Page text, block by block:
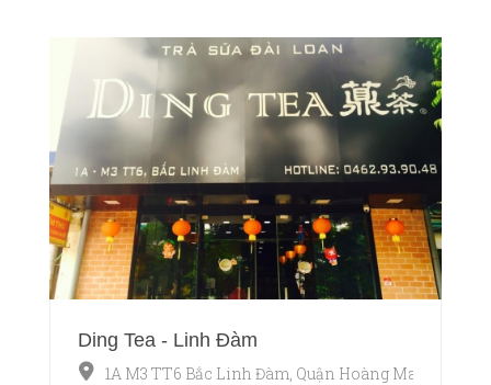
Ding Tea - Linh Đàm
1A M3 TT6 Bắc Linh Đàm, Quận Hoàng Mai, Hà Nội